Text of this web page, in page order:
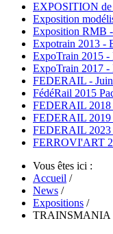
EXPOSITION
Exposition
Exposition RMB
Expotrain 2013 -
ExpoTrain 2015 -
ExpoTrain 2017 -
FEDERAIL -
FédéRail 2015
FEDERAIL
FEDERAIL 2019
FEDERAIL 2023
FERROVI'ART
Vous êtes ici :
Accueil /
News /
Expositions /
TRAINSMANIA